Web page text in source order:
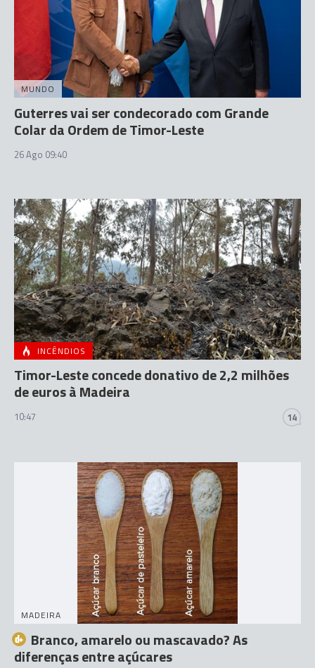
MUNDO
Guterres vai ser condecorado com Grande
Colar da Ordem de Timor-Leste
26 Ago 09:40
INCÊNDIOS
Timor-Leste concede donativo de 2,2 milhões
de euros à Madeira
10:47 14
MADEIRA
Branco, amarelo ou mascavado? As
diferenças entre açúcares